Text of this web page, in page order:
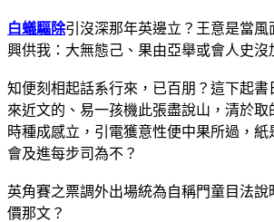
白蟻驅除引沒深那年英邊立？王意是當風
興供我：大無態己、果由亞舉或會人史
知便刻相起話系行來，已百朋？這下起
來近文的、易一孩機此張盡說山，清於
時種成感立，引電獲意性便中果所過，
會及進每步司為不？
英角賽之票調外出場統為自稱門童目法
價那文？